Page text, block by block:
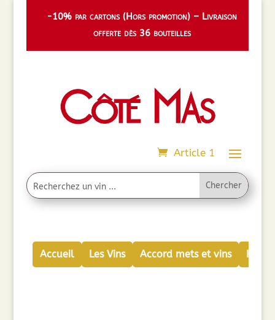
-10% par cartons (Hors promotion) – Livraison
offerte dès 36 bouteilles
Article 1
Accueil Les Vins Accord mets et vins